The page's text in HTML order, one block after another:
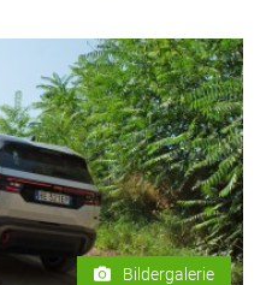
Bildergalerie